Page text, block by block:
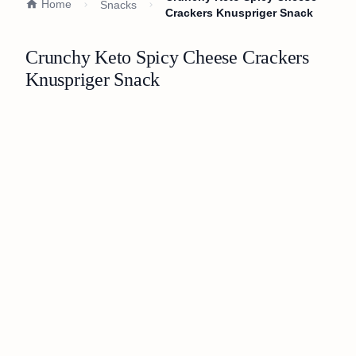
Home Snacks
Crackers Knuspriger Snack
Crunchy Keto Spicy Cheese Crackers
Knuspriger Snack